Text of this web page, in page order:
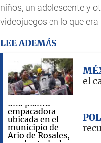
niños, un adolescente y
videojuegos en lo que
LEE ADEMÁS
el